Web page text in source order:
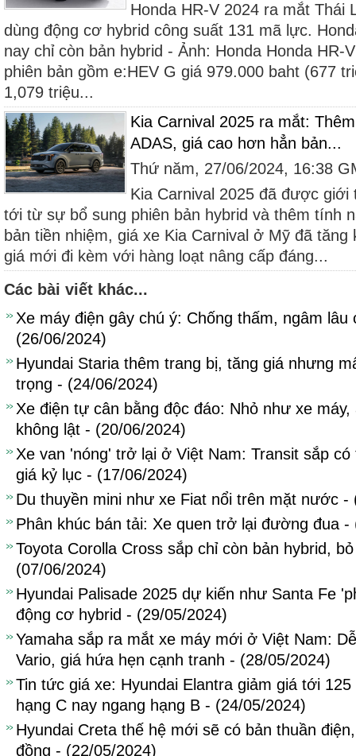
Honda HR-V 2024 ra mắt Thái
dùng động cơ hybrid công suất 131 mã lực.
nay chỉ còn bản hybrid - Ảnh: Honda Honda HR-
phiên bản gồm e:HEV G giá 979.000 baht (677
1,079 triệu...
Kia Carnival 2025 ra mắt:
ADAS, giá cao hơn hẳn bản...
Thứ năm, 27/06/2024, 16:38
Kia Carnival 2025 đã được
tới từ sự bổ sung phiên bản hybrid và thêm tính
bản tiền nhiệm, giá xe Kia Carnival ở Mỹ đã
giá mới đi kèm với hàng loạt nâng cấp đáng...
Các bài viết khác...
Xe máy điện gây chú ý: Chống thấm, ngâm
(26/06/2024)
Hyundai Staria thêm trang bị, tăng giá nhưng
trọng - (24/06/2024)
Xe điện tự cân bằng độc đáo: Nhỏ như xe
không lật - (20/06/2024)
Xe van 'nóng' trở lại ở Việt Nam: Transit sắp
giá kỷ lục - (17/06/2024)
Du thuyền mini như xe Fiat nổi trên mặt nước -
Phân khúc bán tải: Xe quen trở lại đường đua -
Toyota Corolla Cross sắp chỉ còn bản hybrid,
(07/06/2024)
Hyundai Palisade 2025 dự kiến như Santa Fe
động cơ hybrid - (29/05/2024)
Yamaha sắp ra mắt xe máy mới ở Việt Nam:
Vario, giá hứa hẹn cạnh tranh - (28/05/2024)
Tin tức giá xe: Hyundai Elantra giảm giá tới
hạng C nay ngang hạng B - (24/05/2024)
Hyundai Creta thế hệ mới sẽ có bản thuần
đồng - (22/05/2024)